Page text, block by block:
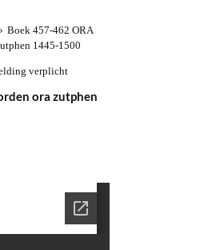
Boek 457-462 ORA
1445-1500
verplicht
ora zutphen